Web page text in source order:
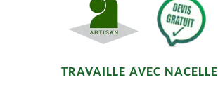
TRAVAILLE AVEC NACELLE